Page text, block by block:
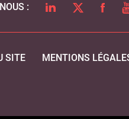
: LINKEDINTWITTER
SITE MENTIONS